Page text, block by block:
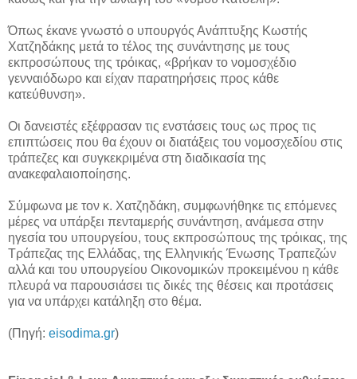
Όπως έκανε γνωστό ο υπουργός Ανάπτυξης Κωστής
Χατζηδάκης μετά το τέλος της συνάντησης με τους
εκπροσώπους της τρόικας, «βρήκαν το νομοσχέδιο
γενναιόδωρο και είχαν παρατηρήσεις προς κάθε
κατεύθυνση».
Οι δανειστές εξέφρασαν τις ενστάσεις τους ως προς τις
επιπτώσεις που θα έχουν οι διατάξεις του νομοσχεδίου στις
τράπεζες και συγκεκριμένα στη διαδικασία της
ανακεφαλαιοποίησης.
Σύμφωνα με τον κ. Χατζηδάκη, συμφωνήθηκε τις επόμενες
μέρες να υπάρξει πενταμερής συνάντηση, ανάμεσα στην
ηγεσία του υπουργείου, τους εκπροσώπους της τρόικας, της
Τράπεζας της Ελλάδας, της Ελληνικής Ένωσης Τραπεζών
αλλά και του υπουργείου Οικονομικών προκειμένου η κάθε
πλευρά να παρουσιάσει τις δικές της θέσεις και προτάσεις
για να υπάρχει κατάληξη στο θέμα.
(Πηγή: eisodima.gr)